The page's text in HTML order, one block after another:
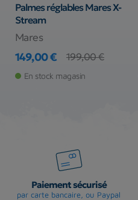
Palmes réglables Mares X-
Stream
Mares
Prix
149,00 €
Prix de base
199,00 €
En stock magasin
Paiement sécurisé
par carte bancaire, ou Paypal